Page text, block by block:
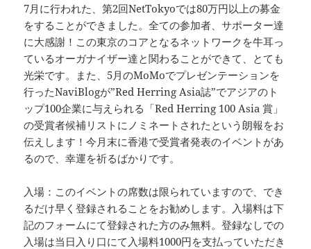
7月に行われた、第2回NetTokyoでは80万円以上の募金
をすることができました。全ての参加者、サポーター達
に大感謝！この東京のコアとなるネットワークを牛耳っ
ているオーガナイザー達と関わることができて、とても
光栄です。また、5月のMoMoでプレゼンテーションを
行ったNaviBlogが”Red Herring Asia誌”でアジアのト
ップ100企業に与えられる「Red Herring 100 Asia 賞」
の受賞者候補リストにノミネートされたという朗報をお
伝えします！今月末に香港で受賞者発表のイベントがあ
るので、幸運を祈るばかりです。
入場：このイベントの席数は限られていますので、でき
るだけ早く登録されることをお勧めします。入場料は下
記のフォームにて登録された方のみ無料。登録なしでの
入場は当日入り口にて入場料1000円を支払っていただき